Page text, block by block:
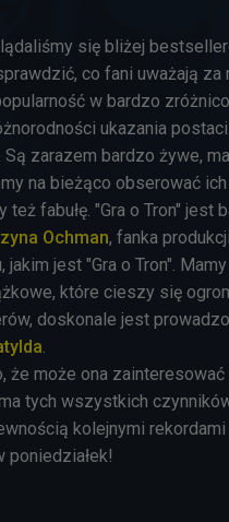
się bliżej
co fani uważają za
w bardzo
ukazania
zarazem bardzo żywe,
na bieżąco obserować ich
fabułę. "Gra o Tron" jest
Ochman, fanka
jest "Gra o Tron".
które cieszy się
doskonale jest
.
że może ona zainteresować
tych wszystkich
kolejnymi rekordami